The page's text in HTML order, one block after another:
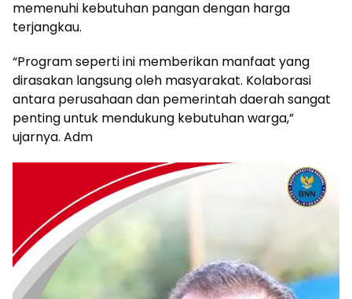
memenuhi kebutuhan pangan dengan harga
terjangkau.
“Program seperti ini memberikan manfaat yang
dirasakan langsung oleh masyarakat. Kolaborasi
antara perusahaan dan pemerintah daerah sangat
penting untuk mendukung kebutuhan warga,”
ujarnya. Adm